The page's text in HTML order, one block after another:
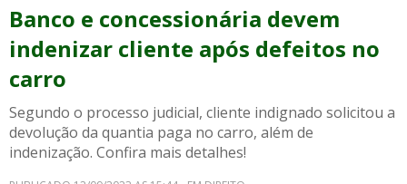
Banco e concessionária devem
indenizar cliente após defeitos no
carro
Segundo o processo judicial, cliente indignado solicitou a
devolução da quantia paga no carro, além de
indenização. Confira mais detalhes!